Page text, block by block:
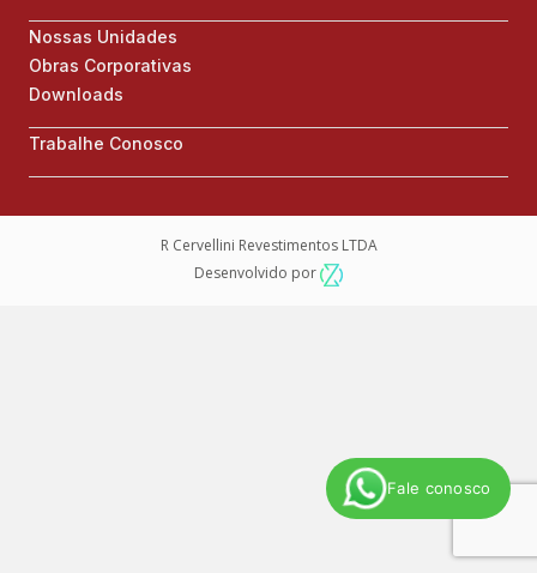
Fale conosco
Nossas Unidades
Obras Corporativas
Downloads
Trabalhe Conosco
R Cervellini Revestimentos LTDA
Desenvolvido por